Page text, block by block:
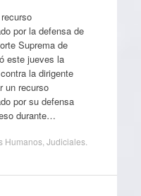
por la defensa de
Suprema de
este jueves la
la dirigente
un recurso
por su defensa
durante…
Humanos, Judiciales.